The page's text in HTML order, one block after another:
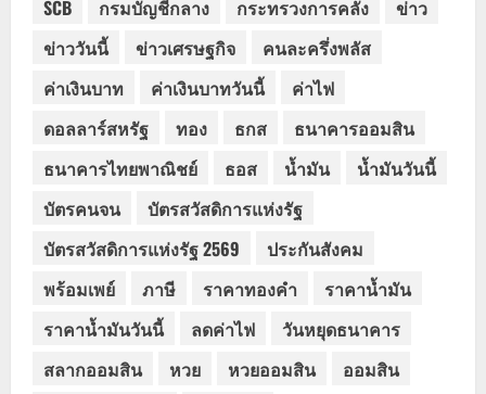
SCB กรมบัญชีกลาง กระทรวงการคลัง
ข่าว
ข่าววันนี้
ข่าวเศรษฐกิจ
คนละครึ่งพลัส
ค่าเงินบาท
ค่าเงินบาทวันนี้
ค่าไฟ
ดอลลาร์สหรัฐ
ทอง ธกส
ธนาคารออมสิน
ธนาคารไทยพาณิชย์
ธอส น้ำมัน
น้ำมันวันนี้
บัตรคนจน
บัตรสวัสดิการแห่งรัฐ
บัตรสวัสดิการแห่งรัฐ 2569
ประกันสังคม
พร้อมเพย์
ภาษี ราคาทองคำ
ราคาน้ำมัน
ราคาน้ำมันวันนี้
ลดค่าไฟ
วันหยุดธนาคาร
สลากออมสิน
หวย หวยออมสิน
ออมสิน